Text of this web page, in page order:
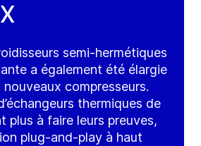
semi-hermétiques
a également été élargie
nouveaux compresseurs.
thermiques de
plus à faire leurs preuves,
plug-and-play à haut